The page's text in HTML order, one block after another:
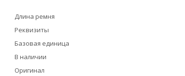
Длина ремня
Реквизиты
Базовая единица
В наличии
Оригинал